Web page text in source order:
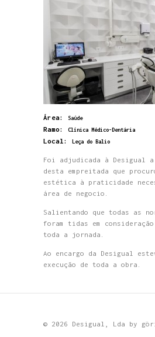
Área: Saúde
Ramo: Clínica Médico-Dentária
Local: Leça do Balio
Foi adjudicada à Desigual
desta empreitada que
estética à praticidade
área de negocio.
Salientando que todas as
foram tidas em
toda a jornada.
Ao encargo da Desigual
execução de toda a obra.
© 2026 Desigual, Lda by